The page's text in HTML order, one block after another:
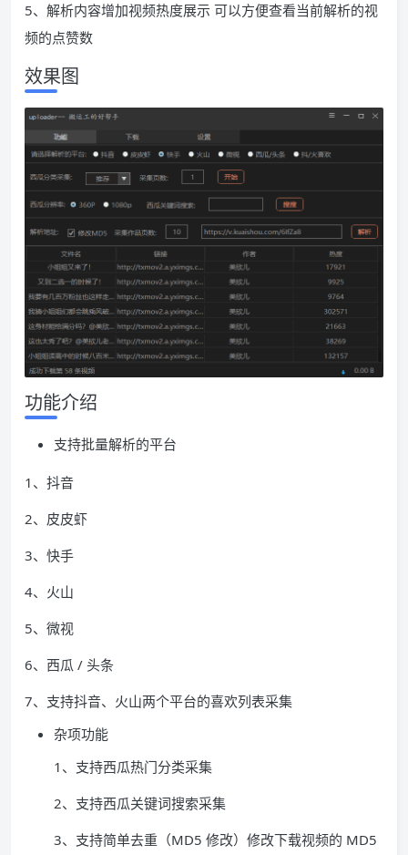
5、解析内容增加视频热度展示 可以方便查看当前解析的视
频的点赞数
效果图
功能介绍
支持批量解析的平台
1、抖音
2、皮皮虾
3、快手
4、火山
5、微视
6、西瓜 / 头条
7、支持抖音、火山两个平台的喜欢列表采集
杂项功能
1、支持西瓜热门分类采集
2、支持西瓜关键词搜索采集
3、支持简单去重（MD5 修改）修改下载视频的 MD5